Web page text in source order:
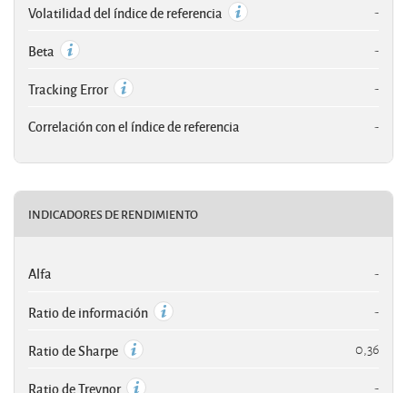
Volatilidad del índice de referencia -
Beta -
Tracking Error -
Correlación con el índice de referencia -
INDICADORES DE RENDIMIENTO
Alfa -
Ratio de información -
Ratio de Sharpe 0,36
Ratio de Treynor -